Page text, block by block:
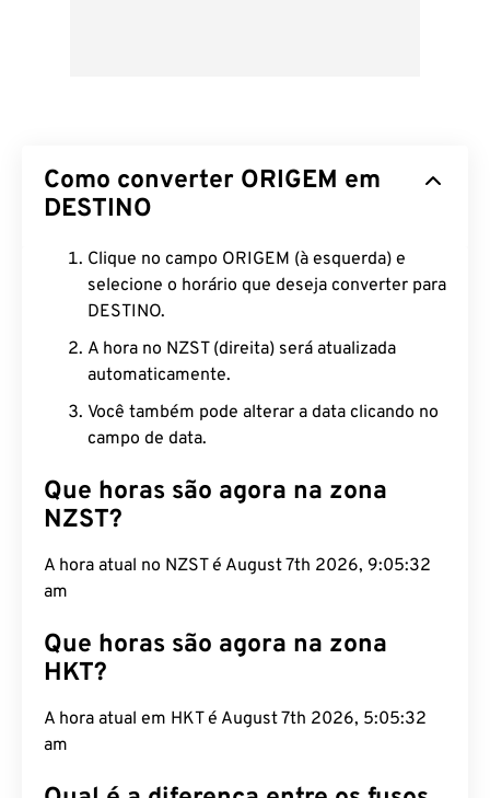
Como converter ORIGEM em
DESTINO
Clique no campo ORIGEM (à esquerda) e
selecione o horário que deseja converter para
DESTINO.
A hora no NZST (direita) será atualizada
automaticamente.
Você também pode alterar a data clicando no
campo de data.
Que horas são agora na zona
NZST?
A hora atual no NZST é August 7th 2026, 9:05:33
am
Que horas são agora na zona
HKT?
A hora atual em HKT é August 7th 2026, 5:05:33
am